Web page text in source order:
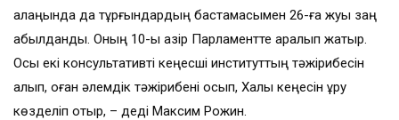
алаңында да тұрғындардың бастамасымен 26-ға жуық заң
қабылданды. Оның 10-ы қазір Парламентте қаралып жатыр.
Осы екі консультативті кеңесші институттың тәжірибесін
алып, оған әлемдік тәжірибені қосып, Халық кеңесін құру
көзделіп отыр, – деді Максим Рожин.